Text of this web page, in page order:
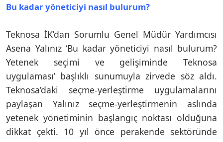
Bu kadar yöneticiyi nasıl bulurum?
Teknosa İK’dan Sorumlu Genel Müdür Yardımcısı
Asena Yalınız ‘Bu kadar yöneticiyi nasıl bulurum?
Yetenek seçimi ve gelişiminde Teknosa
uygulaması’ başlıklı sunumuyla zirvede söz aldı.
Teknosa’daki seçme-yerleştirme uygulamalarını
paylaşan Yalınız seçme-yerleştirmenin aslında
yetenek yönetiminin başlangıç noktası olduğuna
dikkat çekti. 10 yıl önce perakende sektöründe